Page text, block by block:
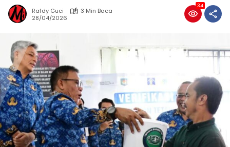
Rafdy Guci
3 Min Baca
28/04/2026
34